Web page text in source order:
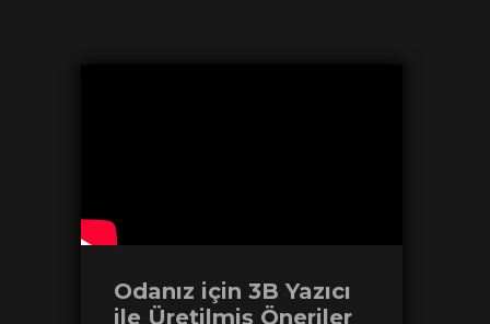
Odanız için 3B Yazıcı
ile Üretilmiş Öneriler